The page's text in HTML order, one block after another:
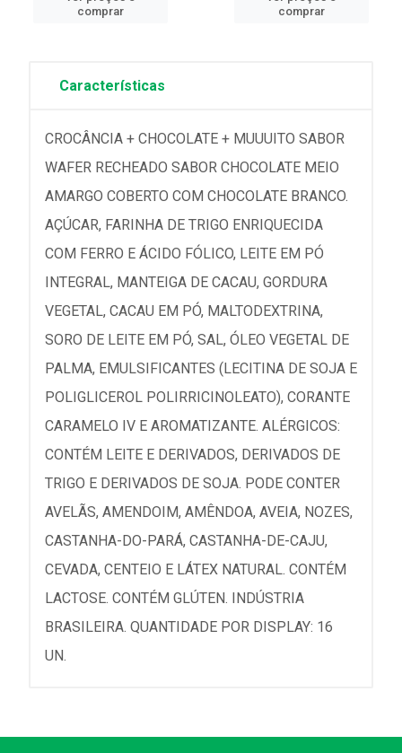
comprar
comprar
Características
CROCÂNCIA + CHOCOLATE + MUUUITO SABOR
WAFER RECHEADO SABOR CHOCOLATE MEIO
AMARGO COBERTO COM CHOCOLATE BRANCO.
AÇÚCAR, FARINHA DE TRIGO ENRIQUECIDA
COM FERRO E ÁCIDO FÓLICO, LEITE EM PÓ
INTEGRAL, MANTEIGA DE CACAU, GORDURA
VEGETAL, CACAU EM PÓ, MALTODEXTRINA,
SORO DE LEITE EM PÓ, SAL, ÓLEO VEGETAL DE
PALMA, EMULSIFICANTES (LECITINA DE SOJA E
POLIGLICEROL POLIRRICINOLEATO), CORANTE
CARAMELO IV E AROMATIZANTE. ALÉRGICOS:
CONTÉM LEITE E DERIVADOS, DERIVADOS DE
TRIGO E DERIVADOS DE SOJA. PODE CONTER
AVELÃS, AMENDOIM, AMÊNDOA, AVEIA, NOZES,
CASTANHA-DO-PARÁ, CASTANHA-DE-CAJU,
CEVADA, CENTEIO E LÁTEX NATURAL. CONTÉM
LACTOSE. CONTÉM GLÚTEN. INDÚSTRIA
BRASILEIRA. QUANTIDADE POR DISPLAY: 16
UN.